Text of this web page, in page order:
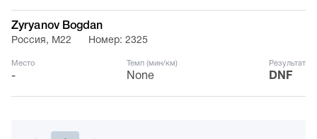
Zyryanov Bogdan
Россия, М22 Номер: 2325
Место
-
Темп (мин/км)
None
Результат
DNF